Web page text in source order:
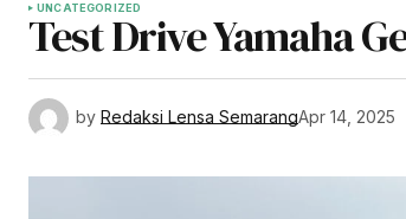
UNCATEGORIZED
Test Drive Yamaha
by Redaksi Lensa SemarangApr 14, 2025